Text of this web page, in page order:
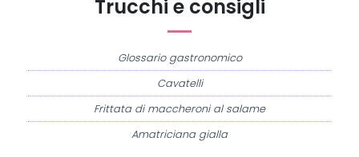
Trucchi e consigli
Glossario gastronomico
Cavatelli
Frittata di maccheroni al salame
Amatriciana gialla